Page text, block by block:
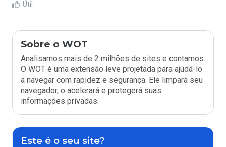
Útil
Sobre o WOT
Analisamos mais de 2 milhões de sites e contamos.
O WOT é uma extensão leve projetada para ajudá-lo
a navegar com rapidez e segurança. Ele limpará seu
navegador, o acelerará e protegerá suas
informações privadas.
Este é o seu site?